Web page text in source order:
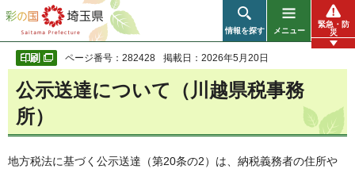
彩の国 埼玉県
情報を探す メニュー
緊急・防
災
ページ番号：282428 掲載日：2026年5月20日
公示送達について（川越県税事務
所）
地方税法に基づく公示送達（第20条の2）は、納税義務者の住所や